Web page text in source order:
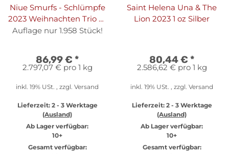
Niue Smurfs - Schlümpfe
2023 Weihnachten Trio - 1
oz Silber I Coloriert
Auflage nur 1.958 Stück!
86,99 € *
2.797,07 € pro 1 kg
inkl. 19% USt. , zzgl. Versand
Lieferzeit: 2 - 3 Werktage
(Ausland)
Ab Lager verfügbar:
10+
Gesamt verfügbar:
Saint Helena Una & The
Lion 2023 1 oz Silber
80,44 € *
2.586,62 € pro 1 kg
inkl. 19% USt. , zzgl. Versand
Lieferzeit: 2 - 3 Werktage
(Ausland)
Ab Lager verfügbar:
10+
Gesamt verfügbar: